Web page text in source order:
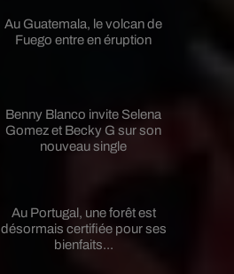
Au Guatemala, le volcan de
Fuego entre en éruption
Benny Blanco invite Selena
Gomez et Becky G sur son
nouveau single
Au Portugal, une forêt est
désormais certifiée pour ses
bienfaits...